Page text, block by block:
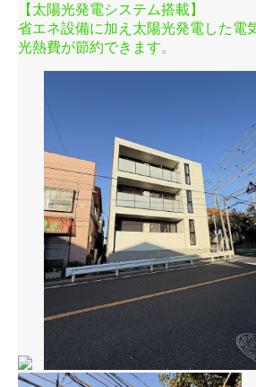
【太陽光発電システム搭載】
省エネ設備に加え太陽光発電した電
光熱費が節約できます。